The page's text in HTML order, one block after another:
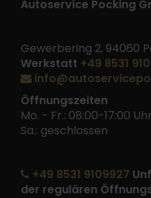
Autoservice Pocking
Gewerbering 2, 94060
Werkstatt +49 8531
Öffnungszeiten
Mo. - Fr.: 08:00-17:00 Uhr
Sa.: geschlossen
+49 8531 9109927
der regulären